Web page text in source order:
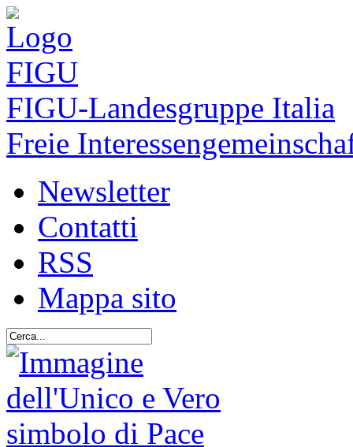
FIGU-Landesgruppe Italia
Freie
Newsletter
Contatti
RSS
Mappa sito